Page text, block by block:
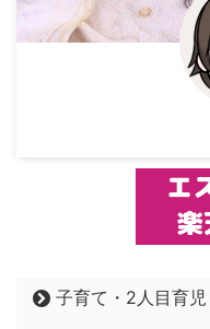
子育て・2人目育児